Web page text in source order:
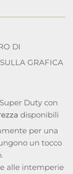
DI
GRAFICA
Duty con
disponibili
per una
un tocco
alle intemperie